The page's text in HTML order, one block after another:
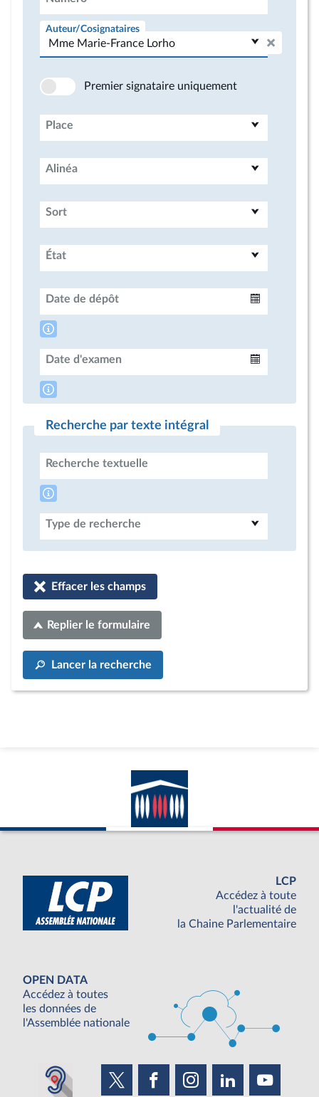
Auteur/Cosignataires
Premier signataire uniquement
Place
Alinéa
Sort
État
Date de dépôt
Date d'examen
Recherche par texte intégral
Recherche textuelle
Type de recherche
Effacer les champs
Replier le formulaire
Lancer la recherche
LCP
Accédez à toute
l'actualité de
la Chaine Parlementaire
OPEN DATA
Accédez à toutes
les données de
l'Assemblée nationale